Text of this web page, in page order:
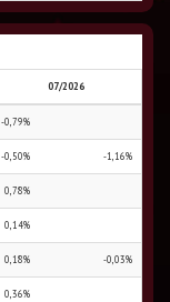
07/2026
-0,79%
-0,50% -1,16%
0,78%
0,14%
0,18% -0,03%
0,36%